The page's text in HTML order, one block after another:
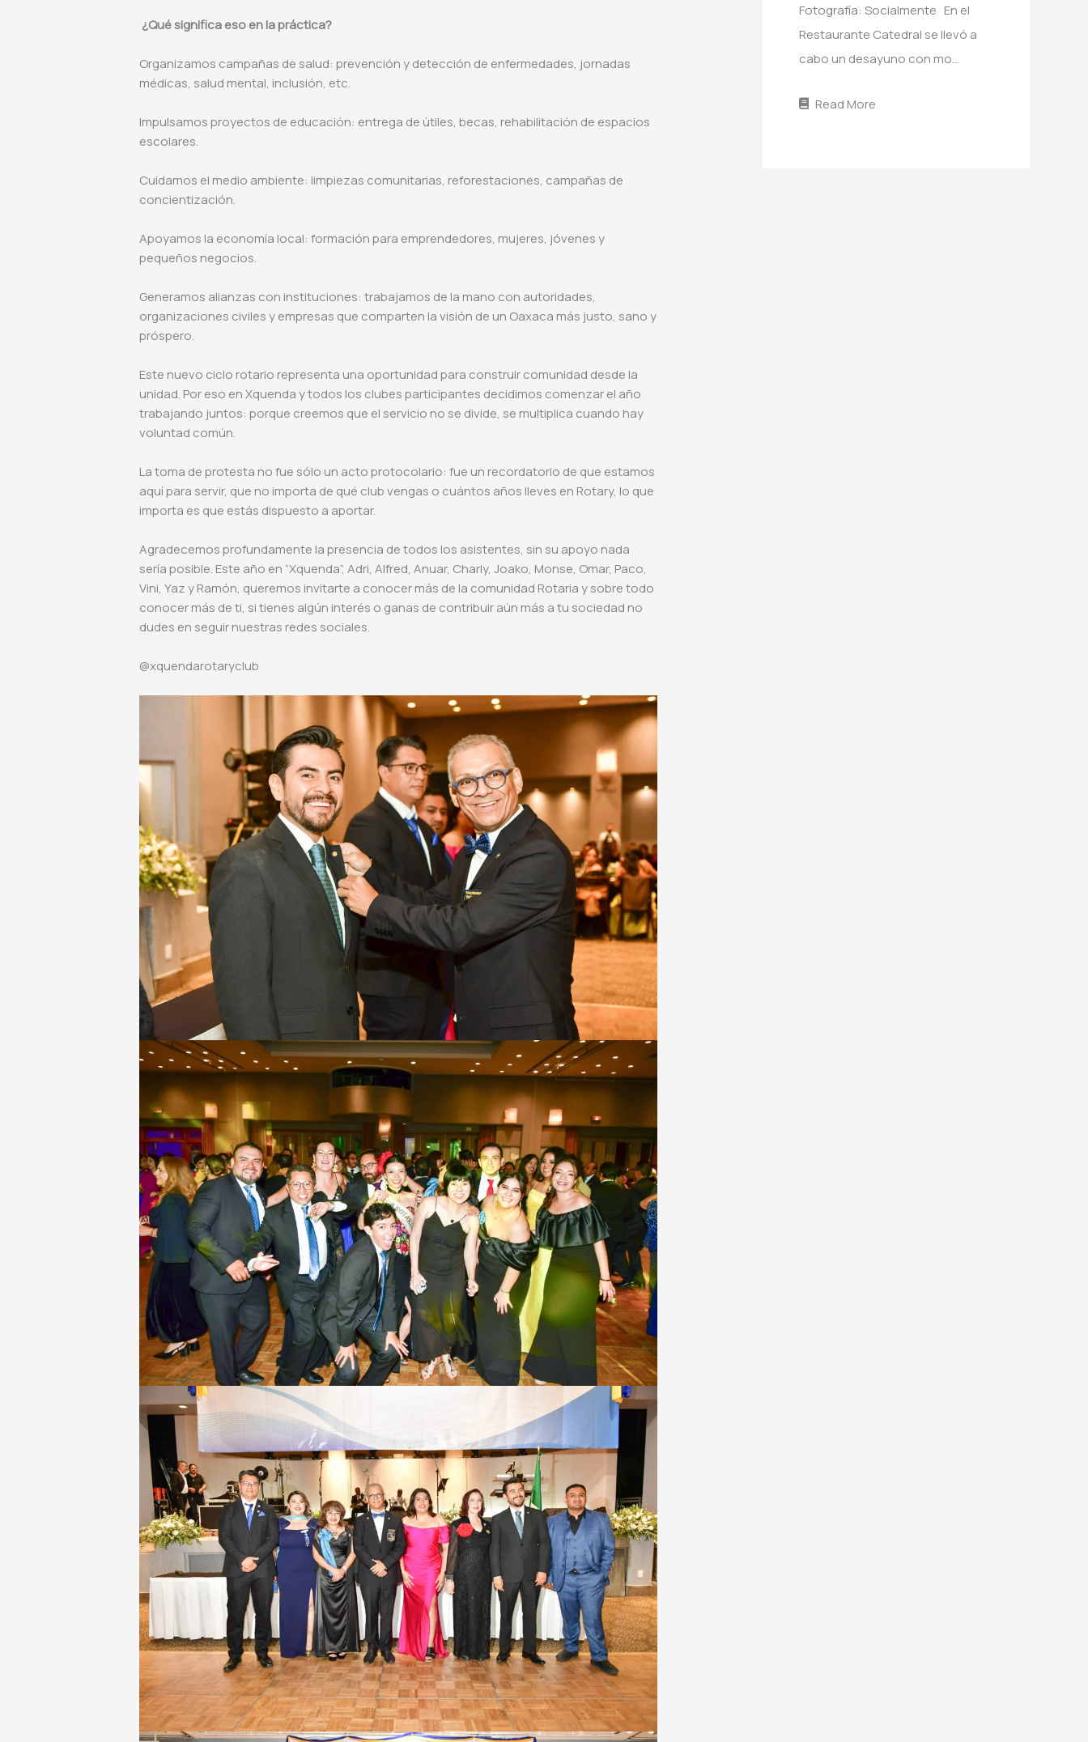
¿Qué significa eso en la práctica?
Organizamos campañas de salud: prevención y detección de enfermedades, jornadas
médicas, salud mental, inclusión, etc.
Impulsamos proyectos de educación: entrega de útiles, becas, rehabilitación de espacios
escolares.
Cuidamos el medio ambiente: limpiezas comunitarias, reforestaciones, campañas de
concientización.
Apoyamos la economía local: formación para emprendedores, mujeres, jóvenes y
pequeños negocios.
Generamos alianzas con instituciones: trabajamos de la mano con autoridades,
organizaciones civiles y empresas que comparten la visión de un Oaxaca más justo, sano y
próspero.
Este nuevo ciclo rotario representa una oportunidad para construir comunidad desde la
unidad. Por eso en Xquenda y todos los clubes participantes decidimos comenzar el año
trabajando juntos: porque creemos que el servicio no se divide, se multiplica cuando hay
voluntad común.
La toma de protesta no fue sólo un acto protocolario: fue un recordatorio de que estamos
aquí para servir, que no importa de qué club vengas o cuántos años lleves en Rotary, lo que
importa es que estás dispuesto a aportar.
Agradecemos profundamente la presencia de todos los asistentes, sin su apoyo nada
sería posible. Este año en “Xquenda”, Adri, Alfred, Anuar, Charly, Joako, Monse, Omar, Paco,
Vini, Yaz y Ramón, queremos invitarte a conocer más de la comunidad Rotaria y sobre todo
conocer más de ti, si tienes algún interés o ganas de contribuir aún más a tu sociedad no
dudes en seguir nuestras redes sociales.
@xquendarotaryclub
Fotografía: Socialmente En el
Restaurante Catedral se llevó a
cabo un desayuno con mo…
Read More